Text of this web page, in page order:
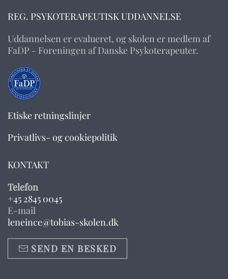
REG. PSYKOTERAPEUTISK UDDANNELSE
Uddannelsen er evalueret, og skolen er medlem af
FaDP - Foreningen af Danske Psykoterapeuter.
Etiske retningslinjer
Privatlivs- og cookiepolitik
KONTAKT
Telefon
+45 2845 0045
E-mail
leneince@tobias-skolen.dk
SEND EN BESKED